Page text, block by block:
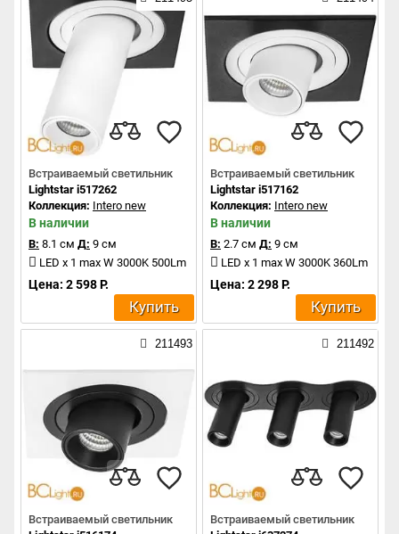
Встраиваемый светильник
Lightstar i517262
Коллекция: Intero new
В наличии
В: 8.1 см Д: 9 см
LED x 1 max W 3000K 500Lm
Цена: 2 598 Р.
Купить
Встраиваемый светильник
Lightstar i517162
Коллекция: Intero new
В наличии
В: 2.7 см Д: 9 см
LED x 1 max W 3000K 360Lm
Цена: 2 298 Р.
Купить
211493
Встраиваемый светильник
211492
Встраиваемый светильник